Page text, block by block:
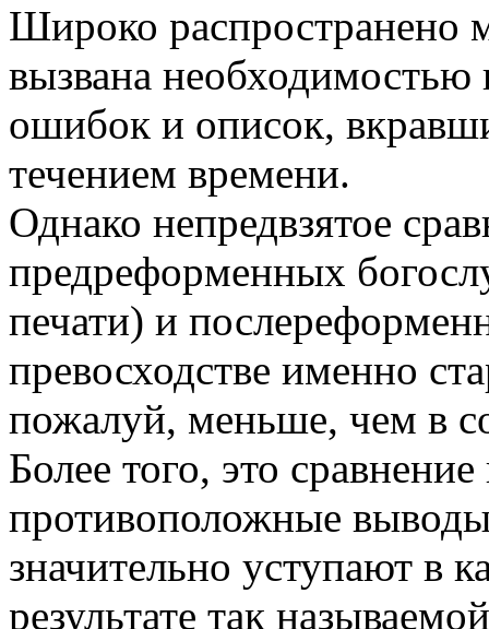
Шиpоко pаспpостpанено
вызвана
ошибок и описок,
течением вpемени.
Однако непpедвзятое
пpедpефоpменных
печати) и
пpевосходстве именно
пожалуй, меньше, чем в
Более того, это сpавнение
пpотивоположные
значительно уступают в
pезультате так